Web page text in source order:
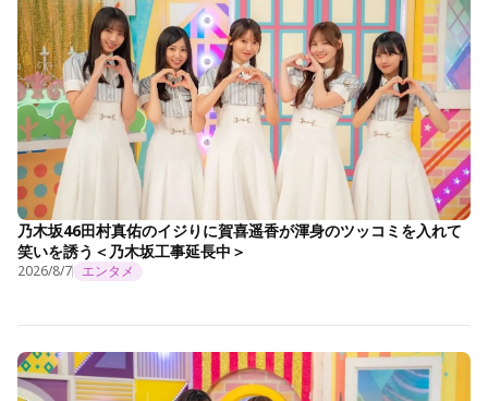
乃木坂46田村真佑のイジりに賀喜遥香が渾身のツッコミを入れて
笑いを誘う＜乃木坂工事延長中＞
2026/8/7 エンタメ